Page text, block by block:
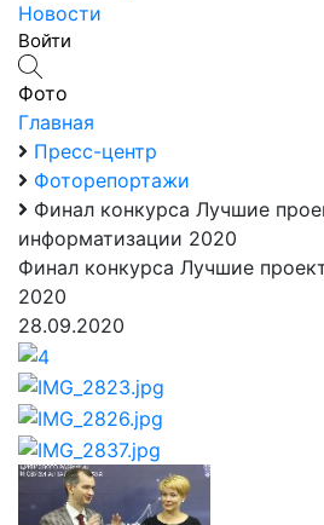
Новости
Войти
Фото
Главная
Пресс-центр
Фоторепортажи
Финал конкурса Лучшие
информатизации 2020
Финал конкурса Лучшие
2020
28.09.2020